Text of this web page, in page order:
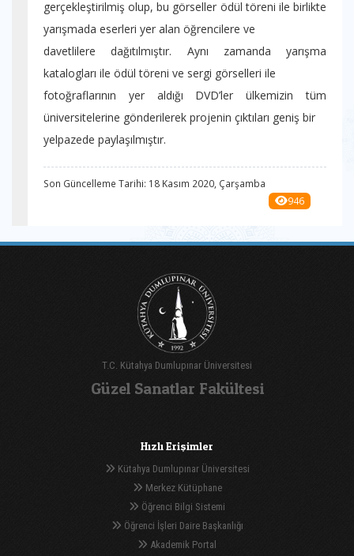
gerçekleştirilmiş olup, bu görseller ödül töreni ile birlikte
yarışmada eserleri yer alan öğrencilere ve
davetlilere dağıtılmıştır. Aynı zamanda yarışma
katalogları ile ödül töreni ve sergi görselleri ile
fotoğraflarının yer aldığı DVD’ler ülkemizin tüm
üniversitelerine gönderilerek projenin çıktıları geniş bir
yelpazede paylaşılmıştır.
Son Güncelleme Tarihi: 18 Kasım 2020, Çarşamba
946
T.C. Kütahya Dumlupınar Üniversitesi
Güzel Sanatlar Fakültesi
Hızlı Erişimler
Kütahya Dumlupınar Üniversitesi
Merkez Kütüphane
Öğrenci Bilgi Sistemi
Öğrenci İşleri Daire Başkanlığı
Akademik Portal